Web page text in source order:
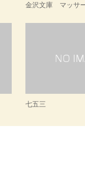
金沢文庫 マッサ
七五三